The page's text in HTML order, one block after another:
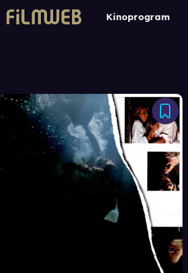
Kinoprogram